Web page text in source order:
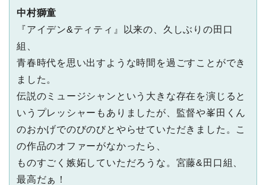
中村獅童
『アイデン&ティティ』以来の、久しぶりの⽥⼝
組、
⻘春時代を思い出すような時間を過ごすことができ
ました。
伝説のミュージシャンという⼤きな存在を演じると
いうプレッシャーもありましたが、監督や峯⽥くん
のおかげでのびのびとやらせていただきました。こ
の作品のオファーがなかったら、
ものすごく嫉妬していただろうな。宮藤&⽥⼝組、
最⾼だぁ！